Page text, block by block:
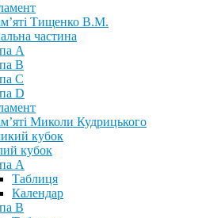
Тищенко В.М.
частина
А
В
С
D
Миколи Кудрицького
кубок
кубок
А
Таблиця
Календар
В